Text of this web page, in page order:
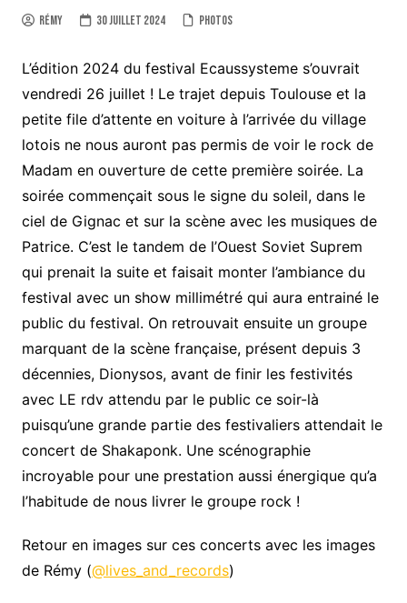
Rémy 30 juillet 2024 Photos
L’édition 2024 du festival Ecaussysteme s’ouvrait
vendredi 26 juillet ! Le trajet depuis Toulouse et la
petite file d’attente en voiture à l’arrivée du village
lotois ne nous auront pas permis de voir le rock de
Madam en ouverture de cette première soirée. La
soirée commençait sous le signe du soleil, dans le
ciel de Gignac et sur la scène avec les musiques de
Patrice. C’est le tandem de l’Ouest Soviet Suprem
qui prenait la suite et faisait monter l’ambiance du
festival avec un show millimétré qui aura entrainé le
public du festival. On retrouvait ensuite un groupe
marquant de la scène française, présent depuis 3
décennies, Dionysos, avant de finir les festivités
avec LE rdv attendu par le public ce soir-là
puisqu’une grande partie des festivaliers attendait le
concert de Shakaponk. Une scénographie
incroyable pour une prestation aussi énergique qu’a
l’habitude de nous livrer le groupe rock !
Retour en images sur ces concerts avec les images
de Rémy (@lives_and_records)